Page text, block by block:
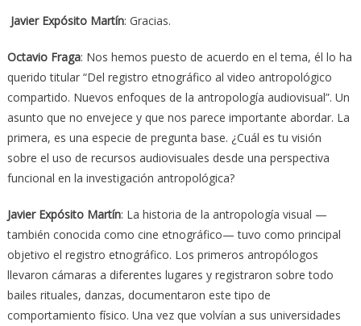
Javier Expósito Martín: Gracias.
Octavio Fraga: Nos hemos puesto de acuerdo en el tema, él lo ha
querido titular “Del registro etnográfico al video antropológico
compartido. Nuevos enfoques de la antropología audiovisual”. Un
asunto que no envejece y que nos parece importante abordar. La
primera, es una especie de pregunta base. ¿Cuál es tu visión
sobre el uso de recursos audiovisuales desde una perspectiva
funcional en la investigación antropológica?
Javier Expósito Martín: La historia de la antropología visual —
también conocida como cine etnográfico— tuvo como principal
objetivo el registro etnográfico. Los primeros antropólogos
llevaron cámaras a diferentes lugares y registraron sobre todo
bailes rituales, danzas, documentaron este tipo de
comportamiento físico. Una vez que volvían a sus universidades